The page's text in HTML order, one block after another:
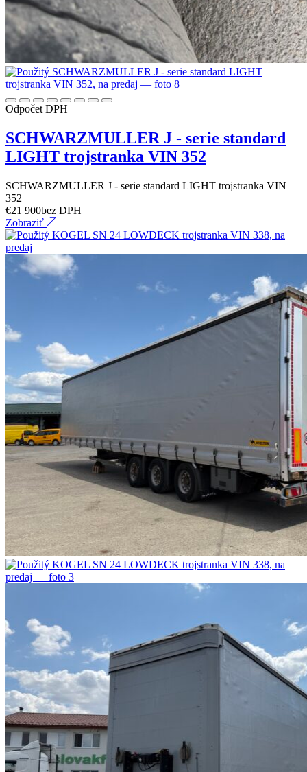
Odpočet DPH
SCHWARZMULLER J - serie standard
LIGHT trojstranka VIN 352
SCHWARZMULLER J - serie standard LIGHT trojstranka VIN
352
€21 900bez DPH
Zobraziť